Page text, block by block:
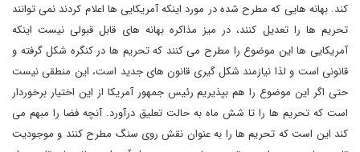
کند. بهانه هایی که مطرح شده در مورد اینکه آمریکایی ها اعلام کردند نمی توانند
تحریم ها را تعدیل کنند، در میز مذاکره بهانه های قابل قبولی نیست اینکه
آمریکایی ها این موضوع را مطرح می کنند که تحریم ها در کنگره شکل گرفته و
قانونی است و لذا نیازمند شکل گیری قانون های جدید است، این منطقی نیست
حتی اگر این موضوع را هم بپذیریم رئیس جمهور آمریکا از این اختیار برخوردار
است که تحریم ها را تا شش ماه به حالت تعلیق درآورد. آنچه فضا را مبهم می
کند این است که تحریم ها را به عنوان نقش روی سنگ مطرح کنند و موجودیت